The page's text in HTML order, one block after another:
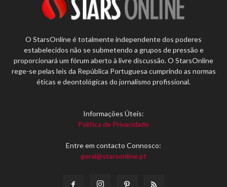
O StarsOnline é totalmente independente dos poderes
estabelecidos não se submetendo a grupos de pressão e
proporcionará um fórum aberto à livre discussão. O StarsOnline
rege-se pelas leis da República Portuguesa cumprindo as normas
éticas e deontológicas do jornalismo profissional.
Informações Úteis:
Política de Privacidade
Entre em contacto Connosco:
geral@starsonline.pt